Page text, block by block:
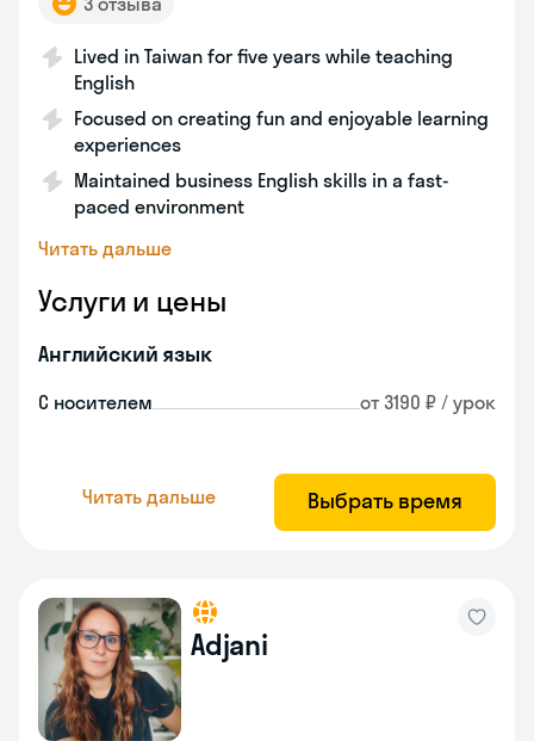
Lived in Taiwan for five years while teaching
English
Focused on creating fun and enjoyable learning
experiences
Maintained business English skills in a fast-
paced environment
Читать дальше
Услуги и цены
Английский язык
С носителем от 3190 ₽ / урок
Читать дальше Выбрать время
Adjani